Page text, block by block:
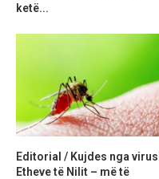
ketë...
Editorial / Kujdes nga
Etheve të Nilit – më të